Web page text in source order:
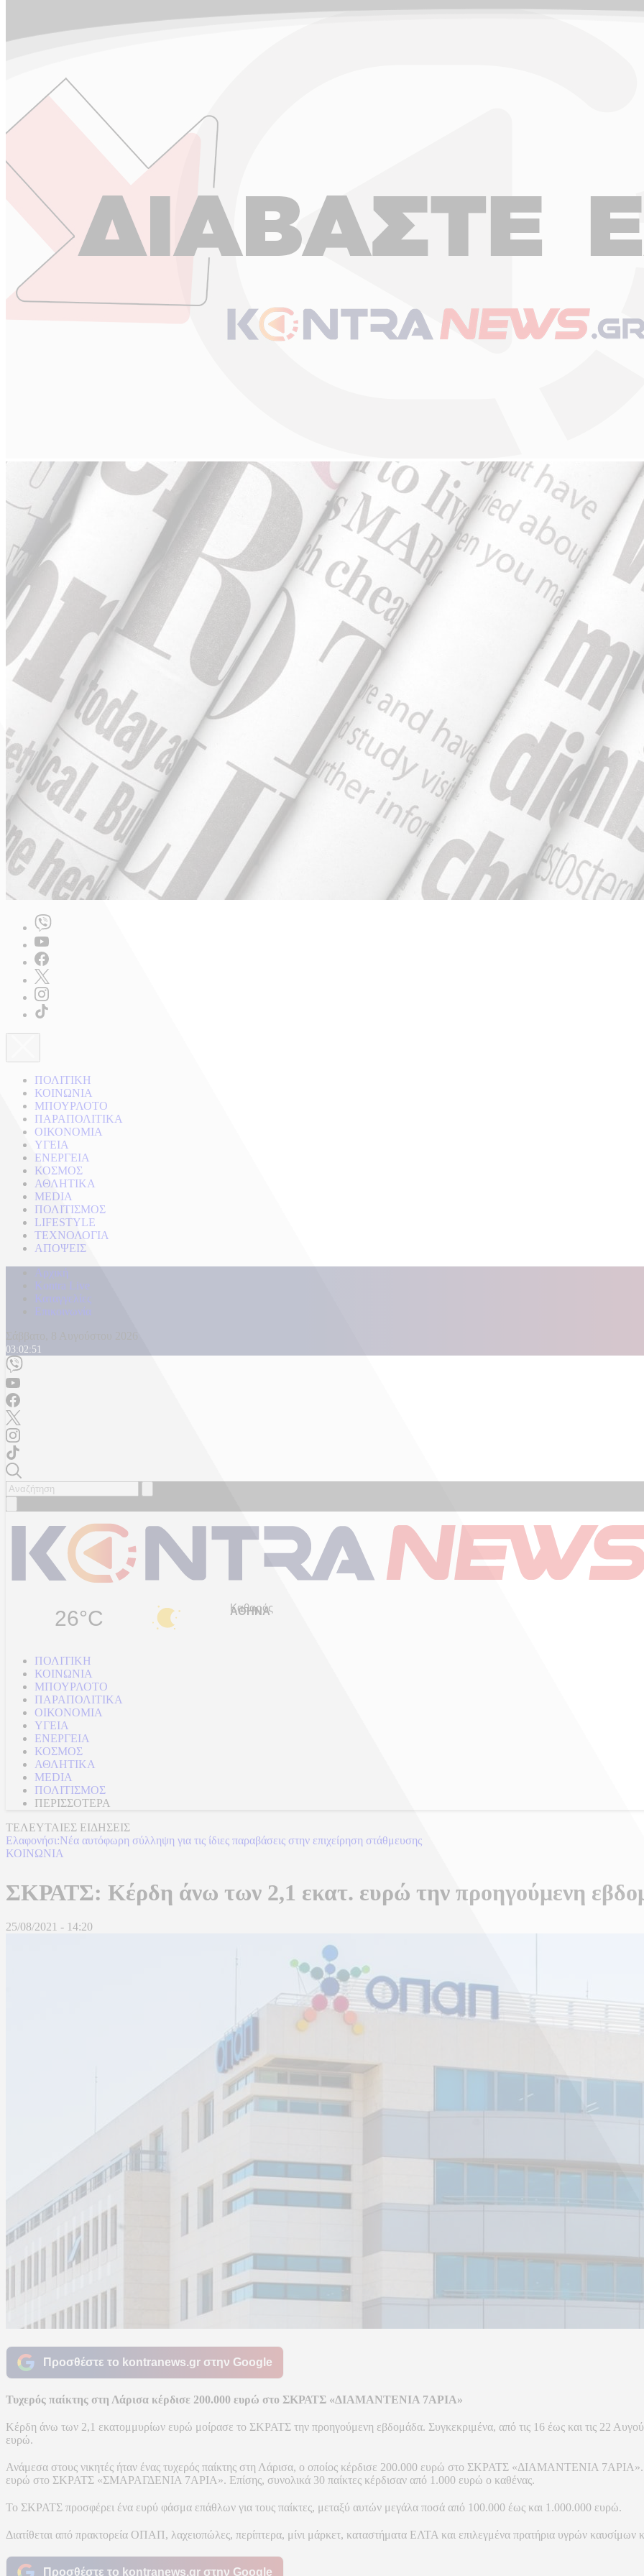
ΠΟΛΙΤΙΚΗ
ΚΟΙΝΩΝΙΑ
ΜΠΟΥΡΛΟΤΟ
ΠΑΡΑΠΟΛΙΤΙΚΑ
ΟΙΚΟΝΟΜΙΑ
ΥΓΕΙΑ
ΕΝΕΡΓΕΙΑ
ΚΟΣΜΟΣ
ΑΘΛΗΤΙΚΑ
MEDIA
ΠΟΛΙΤΙΣΜΟΣ
LIFESTYLE
ΤΕΧΝΟΛΟΓΙΑ
ΑΠΟΨΕΙΣ
Αρχική
Kontra Live
Καταγγελίες
Επικοινωνία
03:02:53
26°C Καθαρός
ΠΟΛΙΤΙΚΗ
ΚΟΙΝΩΝΙΑ
ΜΠΟΥΡΛΟΤΟ
ΠΑΡΑΠΟΛΙΤΙΚΑ
ΟΙΚΟΝΟΜΙΑ
ΥΓΕΙΑ
ΕΝΕΡΓΕΙΑ
ΚΟΣΜΟΣ
ΑΘΛΗΤΙΚΑ
MEDIA
ΠΟΛΙΤΙΣΜΟΣ
ΠΕΡΙΣΣΟΤΕΡΑ
ΤΕΛΕΥΤΑΙΕΣ ΕΙΔΗΣΕΙΣ
Ελαφονήσι:Νέα αυτόφωρη σύλληψη για τις ίδιες παραβάσεις στην επιχείρηση στάθμευσης
ΚΟΙΝΩΝΙΑ
ΣΚΡΑΤΣ: Κέρδη άνω των 2,1 εκατ. ευρώ την προηγούμενη
25/08/2021 - 14:20
Προσθέστε το kontranews.gr στην Google
Τυχερός παίκτης στη Λάρισα κέρδισε 200.000 ευρώ στο ΣΚΡΑΤΣ «ΔΙΑΜΑΝΤΕΝΙΑ 7ΑΡΙΑ»
Κέρδη άνω των 2,1 εκατομμυρίων ευρώ μοίρασε το ΣΚΡΑΤΣ την προηγούμενη εβδομάδα. Συγκεκριμένα, από τις 16 έως και τις 22
ευρώ.
Ανάμεσα στους νικητές ήταν ένας τυχερός παίκτης στη Λάρισα, ο οποίος κέρδισε 200.000 ευρώ στο ΣΚΡΑΤΣ «ΔΙΑΜΑΝΤΕΝΙΑ
ευρώ στο ΣΚΡΑΤΣ «ΣΜΑΡΑΓΔΕΝΙΑ 7ΑΡΙΑ». Επίσης, συνολικά 30 παίκτες κέρδισαν από 1.000 ευρώ ο καθένας.
Το ΣΚΡΑΤΣ προσφέρει ένα ευρύ φάσμα επάθλων για τους παίκτες, μεταξύ αυτών μεγάλα ποσά από 100.000 έως και 1.000.000 ευρώ.
Διατίθεται από πρακτορεία ΟΠΑΠ, λαχειοπώλες, περίπτερα, μίνι μάρκετ, καταστήματα ΕΛΤΑ και επιλεγμένα πρατήρια υγρών καυσίμων
Προσθέστε το kontranews.gr στην Google